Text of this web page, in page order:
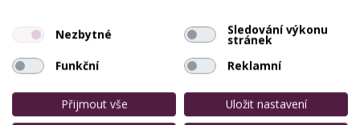
Nezbytné Sledování výkonu
stránek
Funkční
Reklamní
Přijmout vše
Uložit nastavení